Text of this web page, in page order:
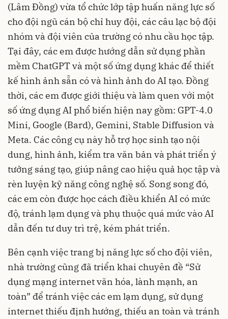
(Lâm Đồng) vừa tổ chức lớp tập huấn năng lực số
cho đội ngũ cán bộ chỉ huy đội, các câu lạc bộ đội
nhóm và đội viên của trường có nhu cầu học tập.
Tại đây, các em được hướng dẫn sử dụng phần
mềm ChatGPT và một số ứng dụng khác để thiết
kế hình ảnh sẵn có và hình ảnh do AI tạo. Đồng
thời, các em được giới thiệu và làm quen với một
số ứng dụng AI phổ biến hiện nay gồm: GPT-4.0
Mini, Google (Bard), Gemini, Stable Diffusion và
Meta. Các công cụ này hỗ trợ học sinh tạo nội
dung, hình ảnh, kiểm tra văn bản và phát triển ý
tưởng sáng tạo, giúp nâng cao hiệu quả học tập và
rèn luyện kỹ năng công nghệ số. Song song đó,
các em còn được học cách điều khiển AI có mức
độ, tránh lạm dụng và phụ thuộc quá mức vào AI
dẫn đến tư duy trì trệ, kém phát triển.
Bên cạnh việc trang bị năng lực số cho đội viên,
nhà trường cũng đã triển khai chuyên đề “Sử
dụng mạng internet văn hóa, lành mạnh, an
toàn” để tránh việc các em lạm dụng, sử dụng
internet thiếu định hướng, thiếu an toàn và tránh